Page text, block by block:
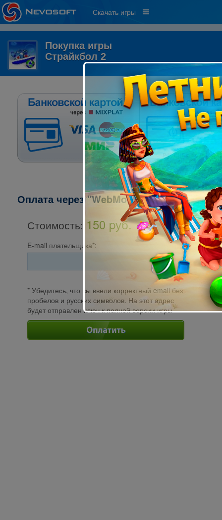
Скачать игры
Покупка игры
Страйкбол 2
Оплата через "WebMoney":
Стоимость: 150 pуб.
E-mail плательщика*:
* Убедитесь, что вы ввели корректный email без
пробелов и русских символов. На этот адрес
будет отправлен ключ к полной версии игры